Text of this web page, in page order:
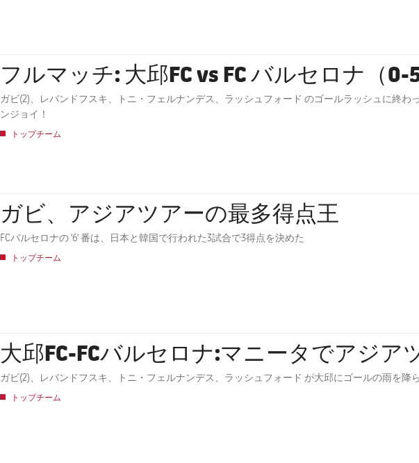
フルマッチ: 大邱FC vs FC バルセロナ（0-5
ガビ(2)、レバンドフスキ、トニ・フェルナンデス、ラッシュフォード のゴールラッシュに終わ
ンジョイ！
トップチーム
ガビ、アジアツアーの最多得点王
FCバルセロナの '6' 番は、日本と韓国で行われた3試合で3得点を決めた
トップチーム
大邱FC-FCバルセロナ:マニータでアジア
ガビ(2)、レバンドフスキ、トニ・フェルナンデス、ラッシュフォード が大邱にゴールの雨を降
トップチーム